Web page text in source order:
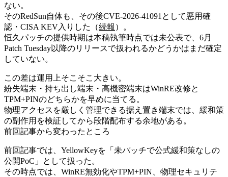
ない。
そのRedSun自体も、その後CVE-2026-41091として悪用確
認・CISA KEV入りした（続報 ）。
恒久パッチの提供時期は本稿執筆時点では未公表で、6月
Patch Tuesday以降のリリースで扱われるかどうかはまだ確定
していない。
この差は運用上そこそこ大きい。
紛失端末・持ち出し端末・高機密端末はWinRE改修と
TPM+PINのどちらかを早めに当てる。
物理アクセスを厳しく管理できる据え置き端末では、緩和策
の副作用を検証してから段階配布する余地がある。
前回記事から変わったところ
前回記事では、YellowKeyを「未パッチで公式緩和策なしの
公開PoC」として扱った。
その時点では、WinRE無効化やTPM+PIN、物理セキュリテ